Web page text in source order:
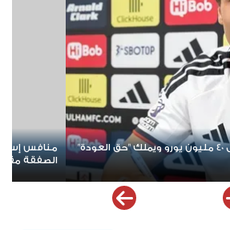
في ضم عز الدين أوناحي هل تتم
عبد